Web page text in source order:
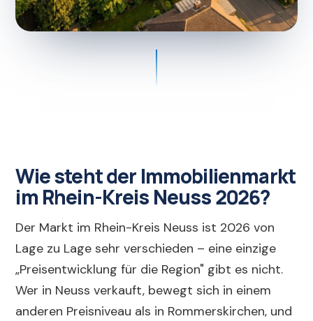
Wie steht der Immobilienmarkt
im Rhein-Kreis Neuss 2026?
Der Markt im Rhein-Kreis Neuss ist 2026 von
Lage zu Lage sehr verschieden – eine einzige
„Preisentwicklung für die Region" gibt es nicht.
Wer in Neuss verkauft, bewegt sich in einem
anderen Preisniveau als in Rommerskirchen, und